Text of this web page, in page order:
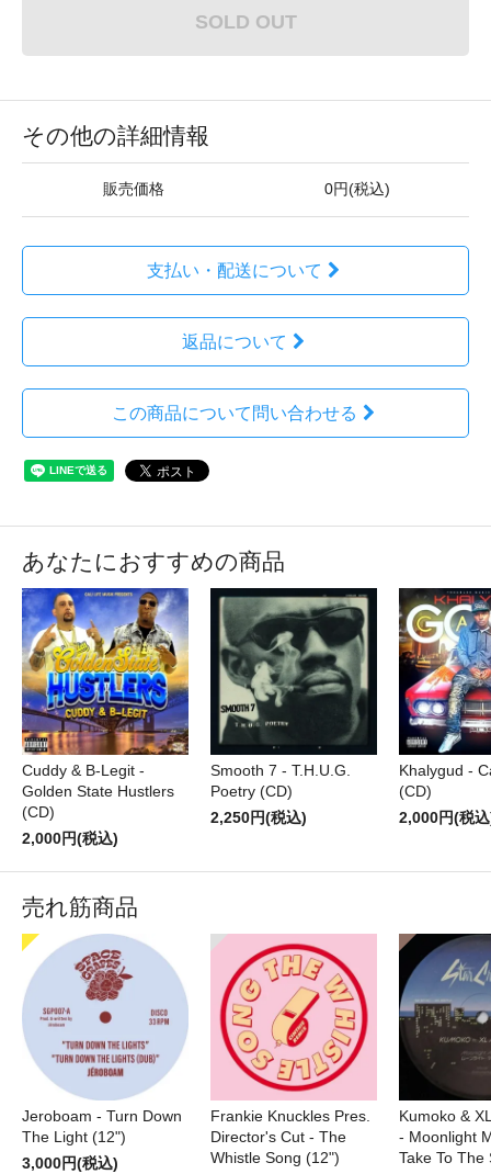
SOLD OUT
その他の詳細情報
販売価格 0円(税込)
支払い・配送について
返品について
この商品について問い合わせる
あなたにおすすめの商品
Cuddy & B-Legit -
Golden State Hustlers
(CD)
2,000円(税込)
Smooth 7 - T.H.U.G.
Poetry (CD)
2,250円(税込)
Khalygud -
(CD)
2,000円(税
売れ筋商品
Jeroboam - Turn Down
The Light (12")
3,000円(税込)
Frankie Knuckles Pres.
Director's Cut - The
Whistle Song (12")
Kumoko &
- Moonlight
Take To The